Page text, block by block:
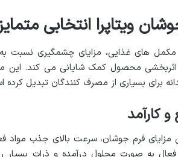
ویتاپرا انتخابی
های غذایی، مزایای چشمگیری نسبت
اثربخشی محصول کمک شایانی می کند. این
برای بسیاری از مصرف کنندگان تبدیل کرده
کارآمد
مزایای فرم جوشان، سرعت بالای جذب